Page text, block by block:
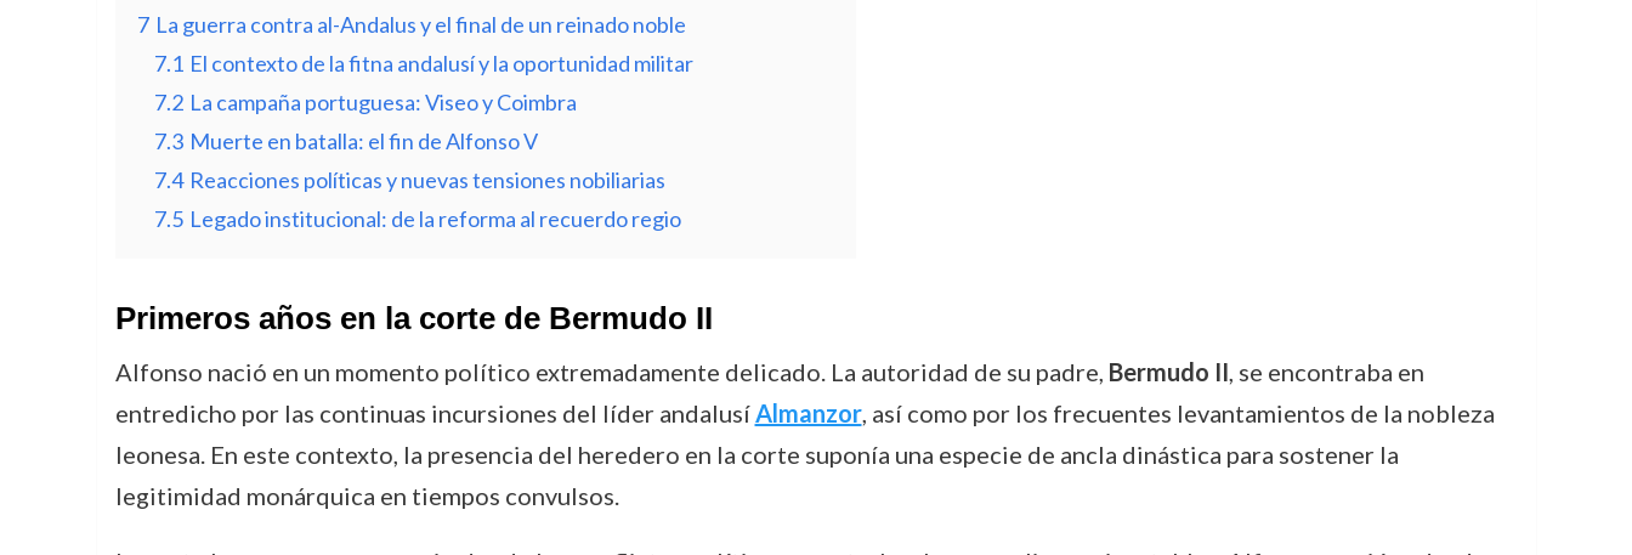
7 La guerra contra al-Andalus y el final de un reinado noble
7.1 El contexto de la fitna andalusí y la oportunidad militar
7.2 La campaña portuguesa: Viseo y Coimbra
7.3 Muerte en batalla: el fin de Alfonso V
7.4 Reacciones políticas y nuevas tensiones nobiliarias
7.5 Legado institucional: de la reforma al recuerdo regio
Primeros años en la corte de Bermudo II
Alfonso nació en un momento político extremadamente delicado. La autoridad de su padre, Bermudo II, se encontraba en
entredicho por las continuas incursiones del líder andalusíAlmanzor, así como por los frecuentes levantamientos de la nobleza
leonesa. En este contexto, la presencia del heredero en la corte suponía una especie de ancla dinástica para sostener la
legitimidad monárquica en tiempos convulsos.